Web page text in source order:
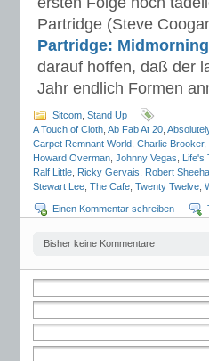
Partridge (Steve
Partridge:
darauf hoffen, daß der
Jahr endlich Formen
Sitcom Stand Up
A Touch of Cloth Ab Fab At 20
Carpet Remnant World Charlie Brooker,
Howard Overman Johnny Vegas Life's
Ralf Little Ricky Gervais Robert
Stewart Lee The Cafe Twenty Twelve
Einen Kommentar schreiben
Bisher keine Kommentare